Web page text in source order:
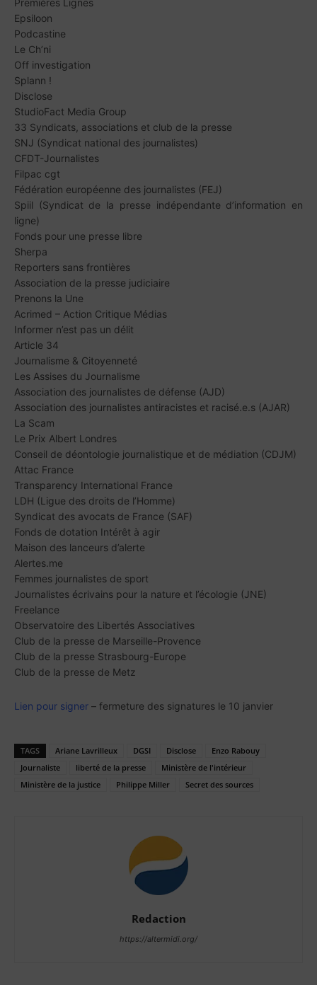
Premières Lignes
Epsiloon
Podcastine
Le Ch’ni
Off investigation
Splann !
Disclose
StudioFact Media Group
33 Syndicats, associations et club de la presse
SNJ (Syndicat national des journalistes)
CFDT-Journalistes
Filpac cgt
Fédération européenne des journalistes (FEJ)
Spiil (Syndicat de la presse indépendante d’information en
ligne)
Fonds pour une presse libre
Sherpa
Reporters sans frontières
Association de la presse judiciaire
Prenons la Une
Acrimed – Action Critique Médias
Informer n’est pas un délit
Article 34
Journalisme & Citoyenneté
Les Assises du Journalisme
Association des journalistes de défense (AJD)
Association des journalistes antiracistes et racisé.e.s (AJAR)
La Scam
Le Prix Albert Londres
Conseil de déontologie journalistique et de médiation (CDJM)
Attac France
Transparency International France
LDH (Ligue des droits de l’Homme)
Syndicat des avocats de France (SAF)
Fonds de dotation Intérêt à agir
Maison des lanceurs d’alerte
Alertes.me
Femmes journalistes de sport
Journalistes écrivains pour la nature et l’écologie (JNE)
Freelance
Observatoire des Libertés Associatives
Club de la presse de Marseille-Provence
Club de la presse Strasbourg-Europe
Club de la presse de Metz
Lien pour signer – fermeture des signatures le 10 janvier
TAGS Ariane Lavrilleux DGSI Disclose
Enzo Rabouy
Journaliste
liberté de la presse
Ministère de l'intérieur
Ministère de la justice
Philippe Miller Secret des sources
Redaction
https://altermidi.org/